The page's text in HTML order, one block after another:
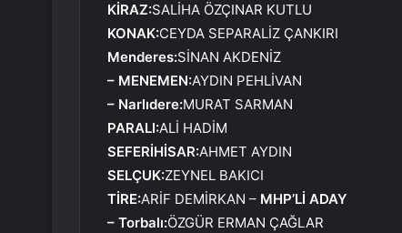
KİRAZ:SALİHA ÖZÇINAR KUTLU
KONAK:CEYDA SEPARALİZ ÇANKIRI
Menderes:SİNAN AKDENİZ
– MENEMEN:AYDIN ​​PEHLİVAN
– Narlıdere:MURAT SARMAN
PARALI:ALİ HADİM
SEFERİHİSAR:AHMET AYDIN
SELÇUK:ZEYNEL BAKICI
TİRE:ARİF DEMİRKAN – MHP’Lİ ADAY
– Torbalı:ÖZGÜR ERMAN ÇAĞLAR